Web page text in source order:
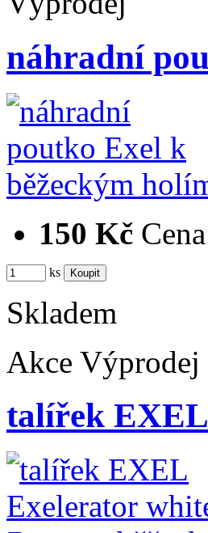
náhradní
150 Kč
ks
Skladem
Akce Výprodej
talířek